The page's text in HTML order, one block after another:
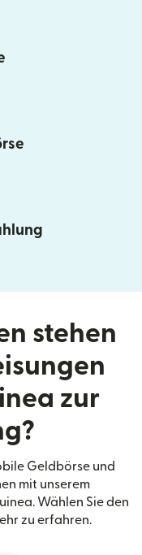
stehen
zur
Geldbörse und
mit unserem
Wählen Sie den
zu erfahren.